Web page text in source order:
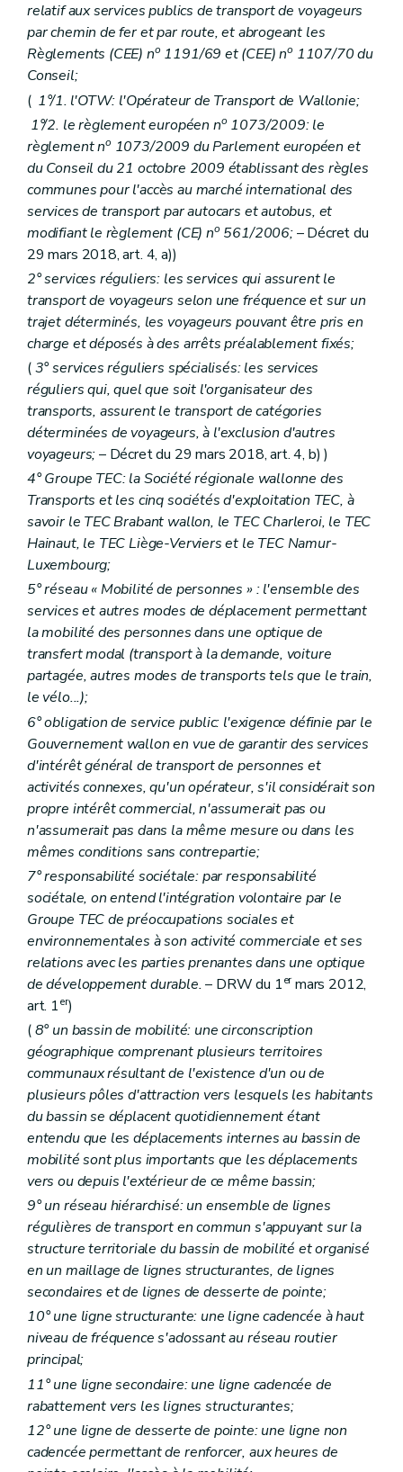
Art. 36
Chapitre IV bis.
"Constatation des infractions et amendes administratives"
Art.36 bis
Art.36 ter
Art.
ChapitreIVter
Dispositions relatives à la publication
Art. 36 quinquies
ChapitreIVquater
Servitudes légales d'utilité publique relatives à la réalisation et à l'exploitation d'un réseau de tramways sur le territoire de la Région wallonne.
Section1ère
Servitude légale d'utilité publique sur le domaine public
Art.36 sexies
Section2
Servitude légale d'utilité publique sur le domaine privé des personnes morales de droit public et sur les propriétés privées
Art.36 septies
Chapitre V Dispositions transitoires et finales
Art. 37
Art. 38
Art. 39
Art. 40
Art.41
Art.42
relatif aux services publics de transport de voyageurs
par chemin de fer et par route, et abrogeant les
Règlements (CEE) no 1191/69 et (CEE) no 1107/70 du
Conseil;
( 1°/1. l'OTW: l'Opérateur de Transport de Wallonie;
1°/2. le règlement européen no 1073/2009: le
règlement no 1073/2009 du Parlement européen et
du Conseil du 21 octobre 2009 établissant des règles
communes pour l'accès au marché international des
services de transport par autocars et autobus, et
modifiant le règlement (CE) no 561/2006;– Décret du
29 mars 2018, art. 4, a))
2° services réguliers: les services qui assurent le
transport de voyageurs selon une fréquence et sur un
trajet déterminés, les voyageurs pouvant être pris en
charge et déposés à des arrêts préalablement fixés;
(3° services réguliers spécialisés: les services
réguliers qui, quel que soit l'organisateur des
transports, assurent le transport de catégories
déterminées de voyageurs, à l'exclusion d'autres
voyageurs;– Décret du 29 mars 2018, art. 4, b) )
4° Groupe TEC: la Société régionale wallonne des
Transports et les cinq sociétés d'exploitation TEC, à
savoir le TEC Brabant wallon, le TEC Charleroi, le TEC
Hainaut, le TEC Liège-Verviers et le TEC Namur-
Luxembourg;
5° réseau « Mobilité de personnes » : l'ensemble des
services et autres modes de déplacement permettant
la mobilité des personnes dans une optique de
transfert modal (transport à la demande, voiture
partagée, autres modes de transports tels que le train,
le vélo...);
6° obligation de service public: l'exigence définie par le
Gouvernement wallon en vue de garantir des services
d'intérêt général de transport de personnes et
activités connexes, qu'un opérateur, s'il considérait son
propre intérêt commercial, n'assumerait pas ou
n'assumerait pas dans la même mesure ou dans les
mêmes conditions sans contrepartie;
7° responsabilité sociétale: par responsabilité
sociétale, on entend l'intégration volontaire par le
Groupe TEC de préoccupations sociales et
environnementales à son activité commerciale et ses
relations avec les parties prenantes dans une optique
de développement durable.– DRW du 1ermars 2012,
art. 1er)
(8° un bassin de mobilité: une circonscription
géographique comprenant plusieurs territoires
communaux résultant de l'existence d'un ou de
plusieurs pôles d'attraction vers lesquels les habitants
du bassin se déplacent quotidiennement étant
entendu que les déplacements internes au bassin de
mobilité sont plus importants que les déplacements
vers ou depuis l'extérieur de ce même bassin;
9° un réseau hiérarchisé: un ensemble de lignes
régulières de transport en commun s'appuyant sur la
structure territoriale du bassin de mobilité et organisé
en un maillage de lignes structurantes, de lignes
secondaires et de lignes de desserte de pointe;
10° une ligne structurante: une ligne cadencée à haut
niveau de fréquence s'adossant au réseau routier
principal;
11° une ligne secondaire: une ligne cadencée de
rabattement vers les lignes structurantes;
12° une ligne de desserte de pointe: une ligne non
cadencée permettant de renforcer, aux heures de